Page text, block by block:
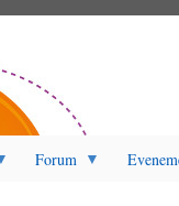
Forum